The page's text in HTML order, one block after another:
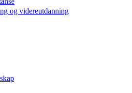
og videreutdanning